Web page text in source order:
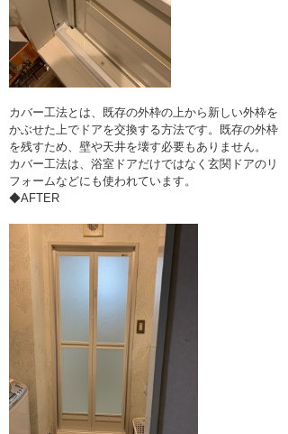
カバー工法とは、既存の外枠の上から新しい外枠を
かぶせた上でドアを交換する方法です。既存の外枠
を残すため、壁や天井を壊す必要もありません。
カバー工法は、浴室ドアだけではなく玄関ドアのリ
フォームなどにも使われています。
◆AFTER